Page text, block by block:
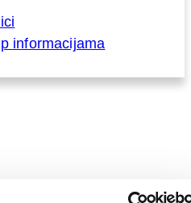
informacijama